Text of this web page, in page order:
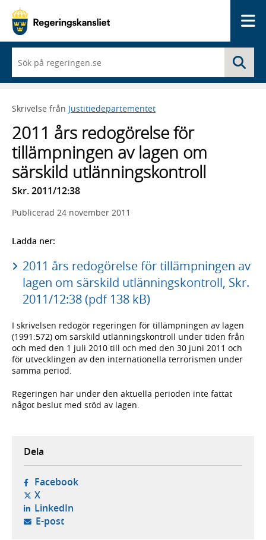
du
börjar
skriva
framträder
lista
med
sökförslag
Skrivelse från Justitiedepartementet
2011 års redogörelse för
tillämpningen av lagen om
särskild utlänningskontroll
Skr. 2011/12:38
Publicerad 24 november 2011
Ladda ner:
2011 års redogörelse för tillämpningen av
lagen om särskild utlänningskontroll, Skr.
2011/12:38 (pdf 138 kB)
I skrivelsen redogör regeringen för tillämpningen av lagen
(1991:572) om särskild utlänningskontroll under tiden från
och med den 1 juli 2010 till och med den 30 juni 2011 och
för utvecklingen av den internationella terrorismen under
samma period.
Regeringen har under den aktuella perioden inte fattat
något beslut med stöd av lagen.
Dela
Facebook- öppnas i ny flik, extern webbplats,
X- öppnas i ny flik, extern webbplats,
LinkedIn- öppnas i ny flik, extern webbplats,
E-post- öppnar din e-postklient,